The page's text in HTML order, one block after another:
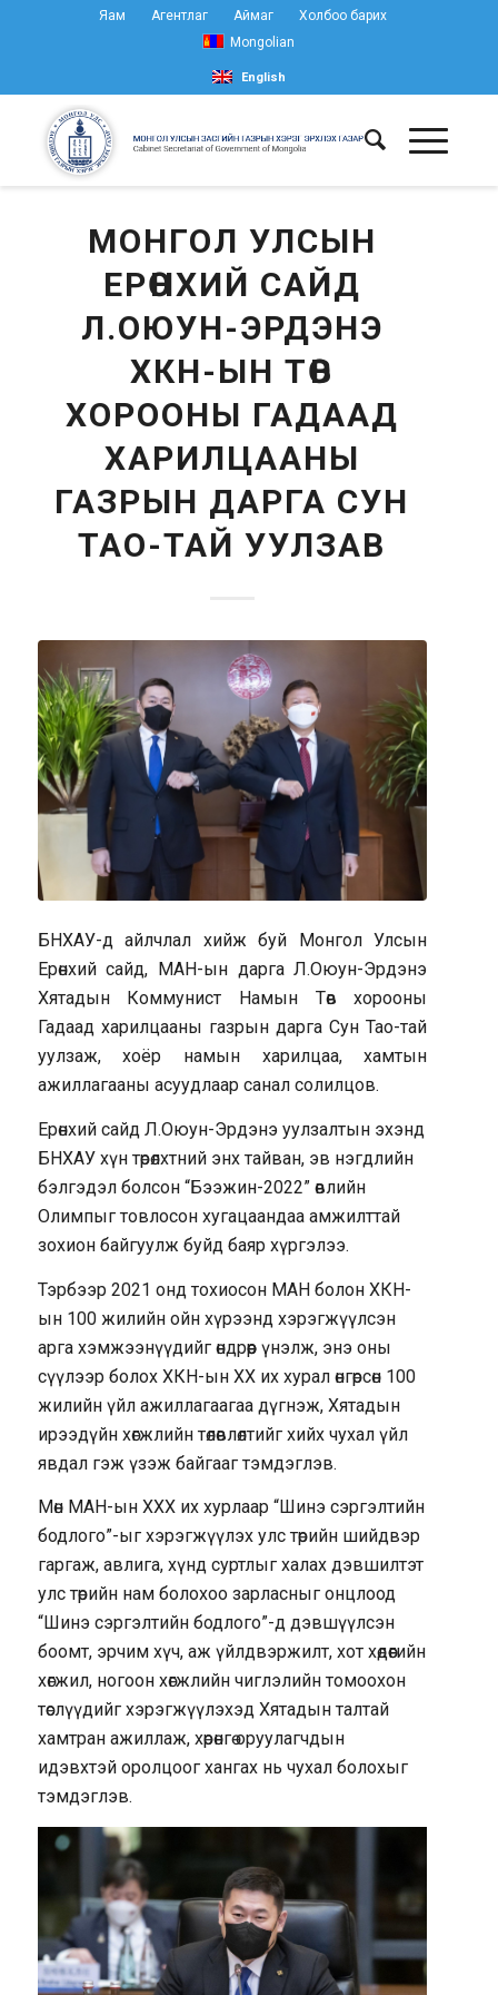
Яам Агентлаг Аймаг
Холбоо барих
Mongolian
English
МОНГОЛ УЛСЫН
ЕРӨНХИЙ САЙД
Л.ОЮУН-ЭРДЭНЭ
ХКН-ЫН ТӨВ
ХОРООНЫ ГАДААД
ХАРИЛЦААНЫ
ГАЗРЫН ДАРГА СУН
ТАО-ТАЙ УУЛЗАВ
БНХАУ-д айлчлал хийж буй Монгол Улсын
Ерөнхий сайд, МАН-ын дарга Л.Оюун-Эрдэнэ
Хятадын Коммунист Намын Төв хорооны
Гадаад харилцааны газрын дарга Сун Тао-тай
уулзаж, хоёр намын харилцаа, хамтын
ажиллагааны асуудлаар санал солилцов.
Ерөнхий сайд Л.Оюун-Эрдэнэ уулзалтын эхэнд
БНХАУ хүн төрөлхтний энх тайван, эв нэгдлийн
бэлгэдэл болсон “Бээжин-2022” өвлийн
Олимпыг товлосон хугацаандаа амжилттай
зохион байгуулж буйд баяр хүргэлээ.
Тэрбээр 2021 онд тохиосон МАН болон ХКН-
ын 100 жилийн ойн хүрээнд хэрэгжүүлсэн
арга хэмжээнүүдийг өндрөөр үнэлж, энэ оны
сүүлээр болох ХКН-ын XX их хурал өнгөрсөн 100
жилийн үйл ажиллагаагаа дүгнэж, Хятадын
ирээдүйн хөгжлийн төлөвлөлтийг хийх чухал үйл
явдал гэж үзэж байгааг тэмдэглэв.
Мөн МАН-ын XXX их хурлаар “Шинэ сэргэлтийн
бодлого”-ыг хэрэгжүүлэх улс төрийн шийдвэр
гаргаж, авлига, хүнд суртлыг халах дэвшилтэт
улс төрийн нам болохоо зарласныг онцлоод
“Шинэ сэргэлтийн бодлого”-д дэвшүүлсэн
боомт, эрчим хүч, аж үйлдвэржилт, хот хөдөөгийн
хөгжил, ногоон хөгжлийн чиглэлийн томоохон
төслүүдийг хэрэгжүүлэхэд Хятадын талтай
хамтран ажиллаж, хөрөнгө оруулагчдын
идэвхтэй оролцоог хангах нь чухал болохыг
тэмдэглэв.